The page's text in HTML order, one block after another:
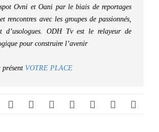
Ovni et Oani par le biais de reportages
rencontres avec les groupes de passionnés,
d’usologues. ODH Tv est le relayeur de
pour construire l’avenir
présent VOTRE PLACE